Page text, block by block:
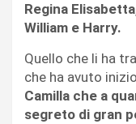
Regina
William e Harry.
Quello che li ha
che ha avuto
Camilla che a
segreto di gran